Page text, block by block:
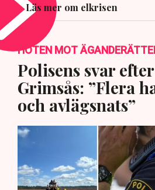
Läs mer om elkrisen
HOTEN MOT
Polisens svar
Grimsås: ”Flera
och avlägsnats”